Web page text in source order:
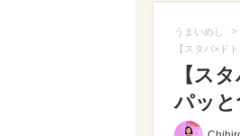
うまいめし >
【スタバ×ド
【ス
パッ